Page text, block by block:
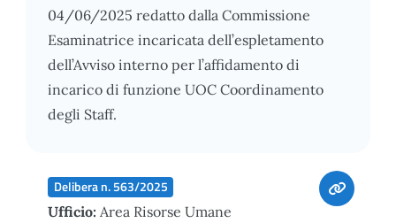
04/06/2025 redatto dalla Commissione
Esaminatrice incaricata dell’espletamento
dell’Avviso interno per l’affidamento di
incarico di funzione UOC Coordinamento
degli Staff.
Delibera n. 563/2025
Ufficio: Area Risorse Umane